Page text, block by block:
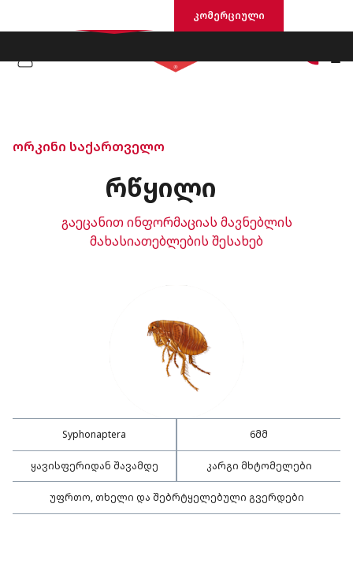
კომერციული
ორკინი საქართველო
ᲠᲬᲧᲘᲚᲘ
გაეცანით ინფორმაციას მავნებლის
მახასიათებლების შესახებ
Syphonaptera 6მმ
ყავისფერიდან შავამდე კარგი მხტომელები
უფრთო, თხელი და შებრტყელებული გვერდები